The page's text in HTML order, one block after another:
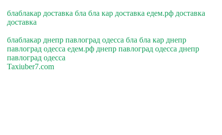
блаблакар доставка бла бла кар доставка едем.рф доставка
доставка
блаблакар днепр павлоград одесса бла бла кар днепр
павлоград одесса едем.рф днепр павлоград одесса днепр
павлоград одесса
Taxiuber7.com